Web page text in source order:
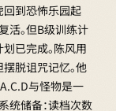
回到恐怖乐园起
活。但B级训练计
已完成。陈风用
脱诅咒记忆。他
与怪物是一
统储备：读档次数